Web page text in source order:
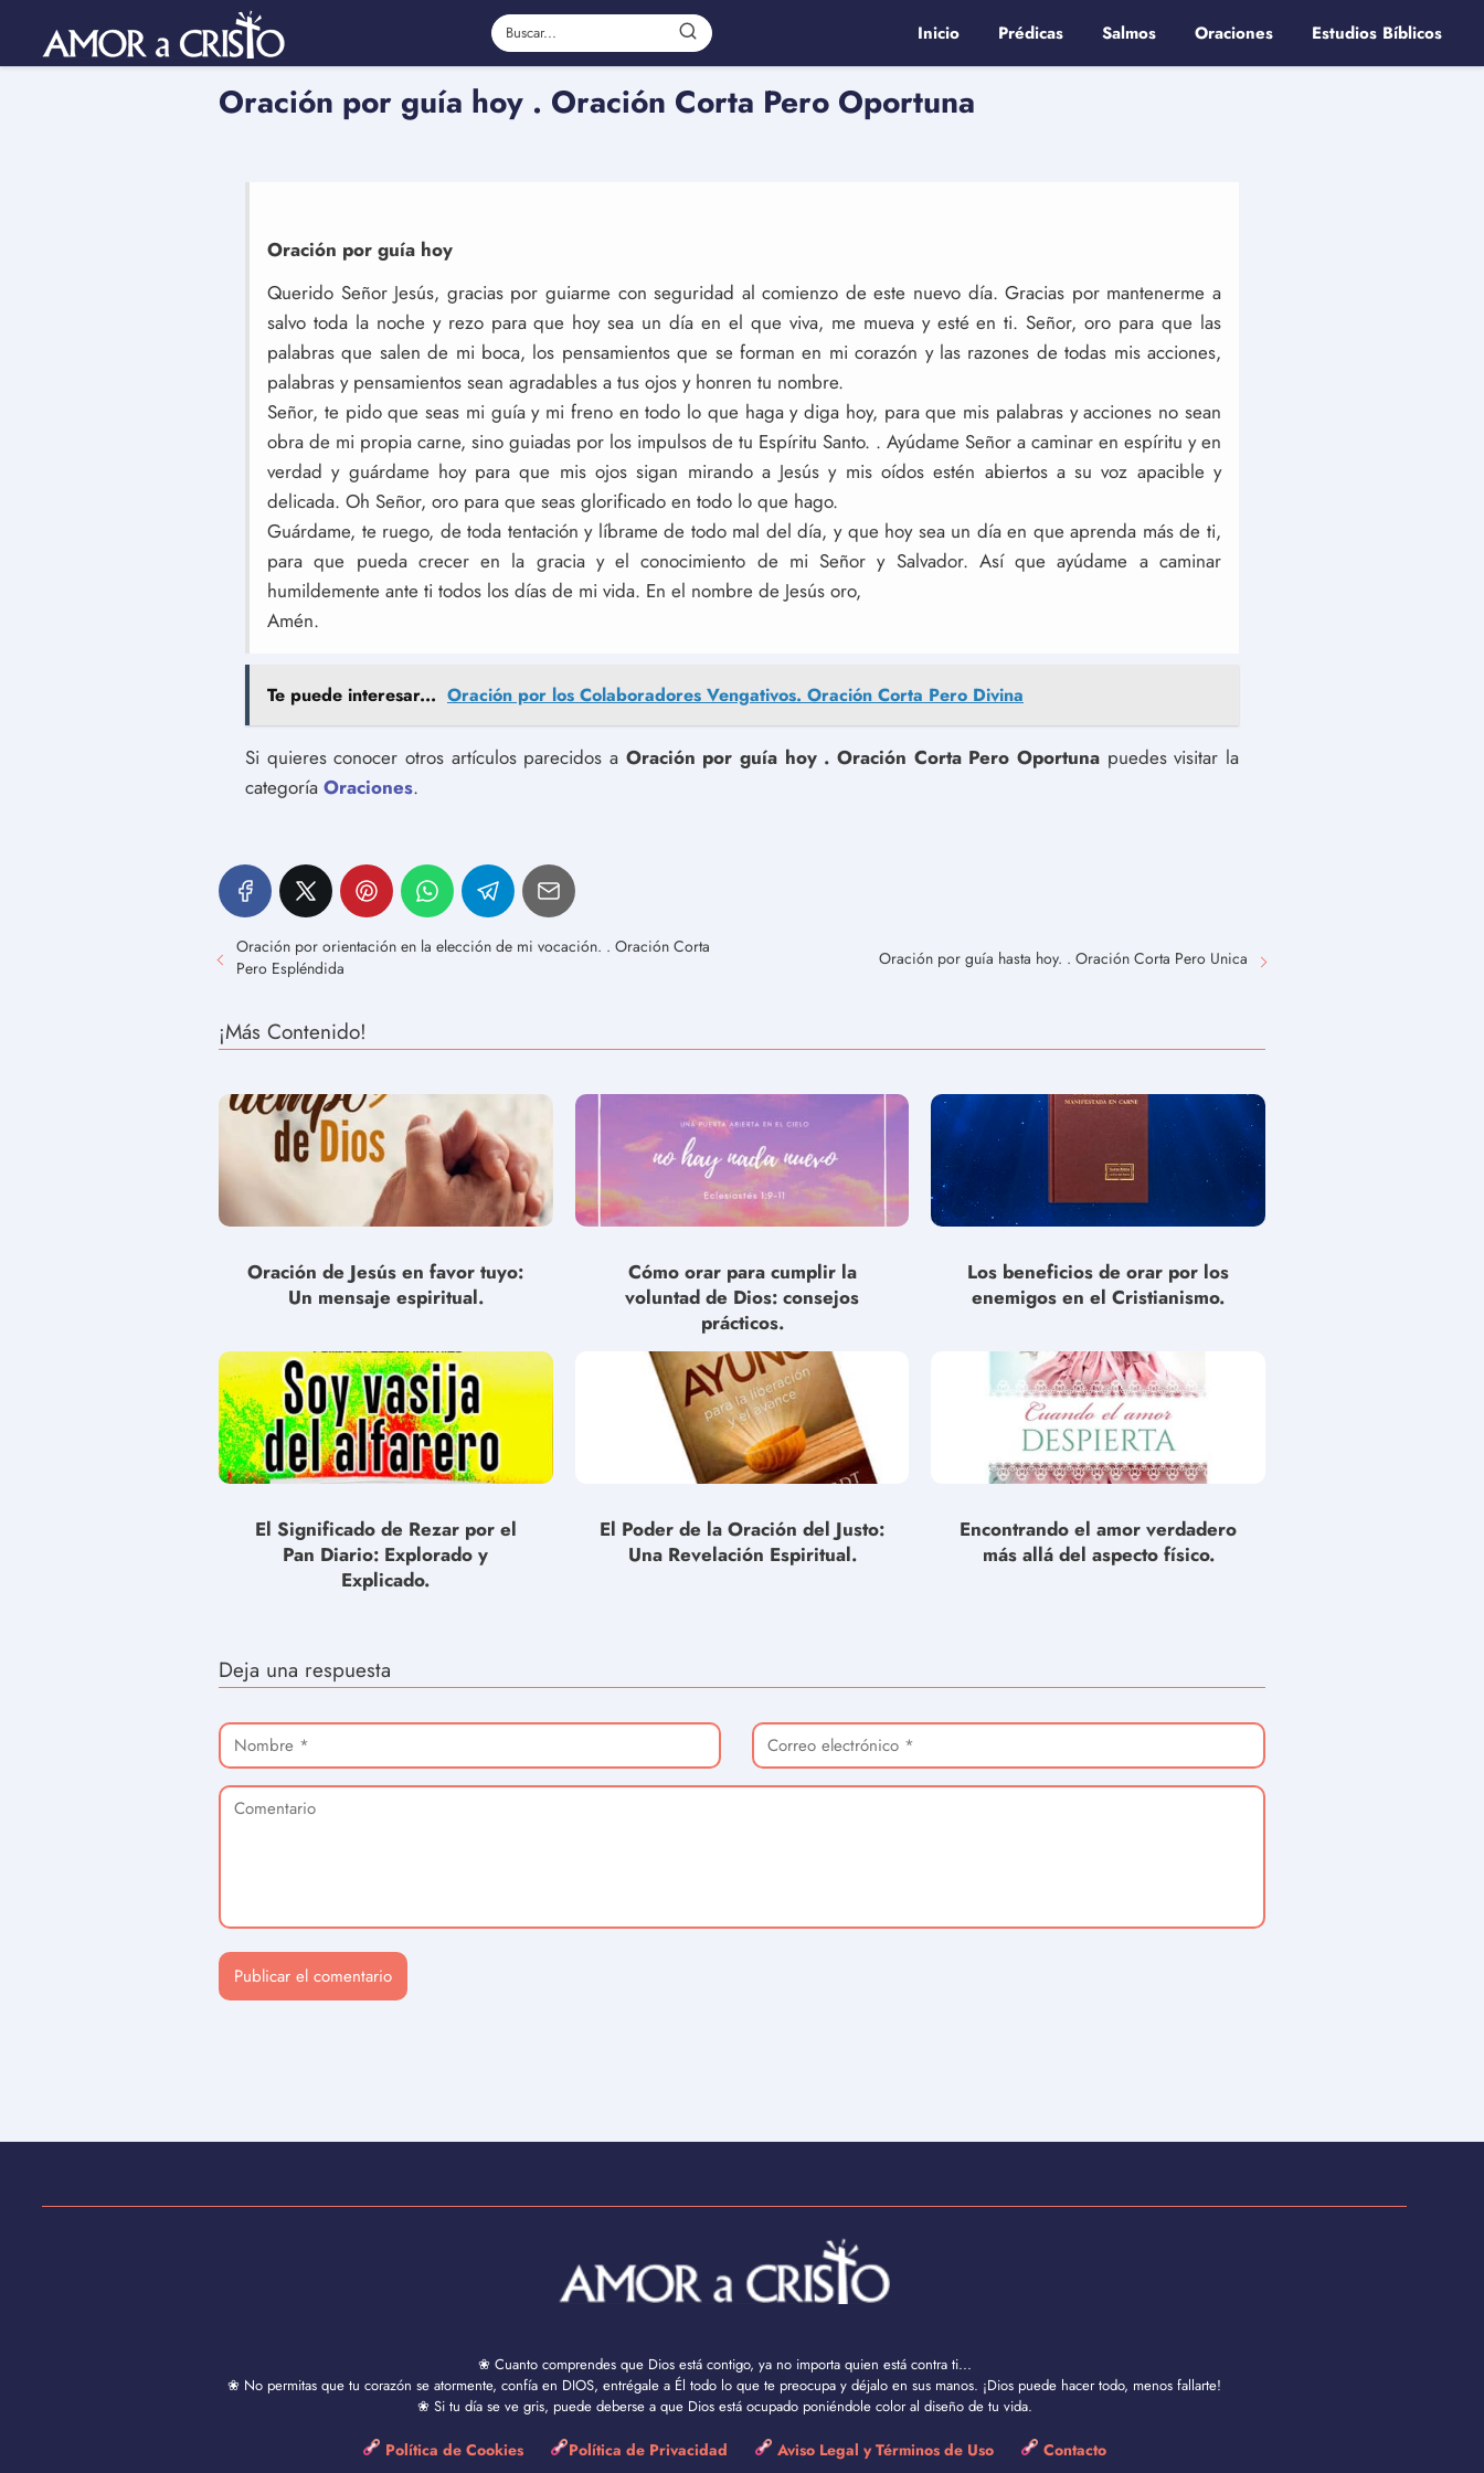
Inicio Prédicas Salmos Oraciones Estudios Bíblicos
Oración por guía hoy . Oración Corta Pero Oportuna
Oración por guía hoy
Querido Señor Jesús, gracias por guiarme con seguridad al comienzo de este nuevo día. Gracias por mantenerme a
salvo toda la noche y rezo para que hoy sea un día en el que viva, me mueva y esté en ti. Señor, oro para que las
palabras que salen de mi boca, los pensamientos que se forman en mi corazón y las razones de todas mis acciones,
palabras y pensamientos sean agradables a tus ojos y honren tu nombre.
Señor, te pido que seas mi guía y mi freno en todo lo que haga y diga hoy, para que mis palabras y acciones no sean
obra de mi propia carne, sino guiadas por los impulsos de tu Espíritu Santo. . Ayúdame Señor a caminar en espíritu y en
verdad y guárdame hoy para que mis ojos sigan mirando a Jesús y mis oídos estén abiertos a su voz apacible y
delicada. Oh Señor, oro para que seas glorificado en todo lo que hago.
Guárdame, te ruego, de toda tentación y líbrame de todo mal del día, y que hoy sea un día en que aprenda más de ti,
para que pueda crecer en la gracia y el conocimiento de mi Señor y Salvador. Así que ayúdame a caminar
humildemente ante ti todos los días de mi vida. En el nombre de Jesús oro,
Amén.
Te puede interesar... Oración por los Colaboradores Vengativos. Oración Corta Pero Divina
Si quieres conocer otros artículos parecidos a Oración por guía hoy . Oración Corta Pero Oportuna puedes visitar la
categoría Oraciones.
Oración por orientación en la elección de mi vocación. . Oración Corta
Pero Espléndida
Oración por guía hasta hoy. . Oración Corta Pero Unica
¡Más Contenido!
Oración de Jesús en favor tuyo:
Un mensaje espiritual.
Cómo orar para cumplir la
voluntad de Dios: consejos
prácticos.
Los beneficios de orar por los
enemigos en el Cristianismo.
El Significado de Rezar por el
Pan Diario: Explorado y
Explicado.
El Poder de la Oración del Justo:
Una Revelación Espiritual.
Encontrando el amor verdadero
más allá del aspecto físico.
Deja una respuesta
❀ Cuanto comprendes que Dios está contigo, ya no importa quien está contra ti...
❀ No permitas que tu corazón se atormente, confía en DIOS, entrégale a Él todo lo que te preocupa y déjalo en sus manos. ¡Dios puede hacer todo, menos fallarte!
❀ Si tu día se ve gris, puede deberse a que Dios está ocupado poniéndole color al diseño de tu vida.
Política de Cookies Política de Privacidad Aviso Legal y Términos de Uso Contacto